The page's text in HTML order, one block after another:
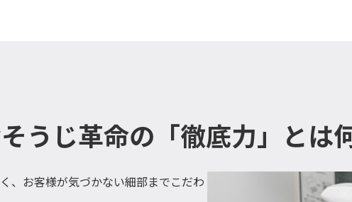
うじ革命の「徹底力」とは
、お客様が気づかない細部までこだわ